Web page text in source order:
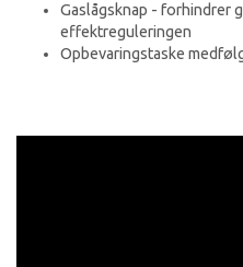
Gaslågsknap - forhindrer
effektreguleringen
Opbevaringstaske